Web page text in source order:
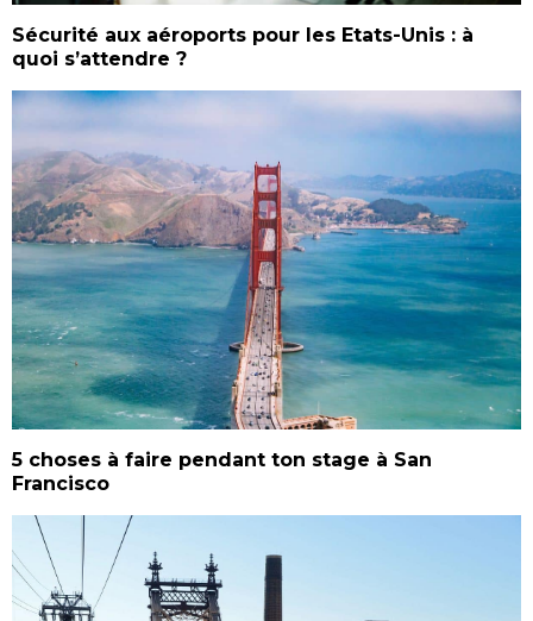
Sécurité aux aéroports pour les Etats-Unis : à
quoi s’attendre ?
5 choses à faire pendant ton stage à San
Francisco